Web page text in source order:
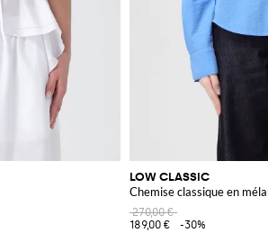
LOW CLASSIC
Chemise classique en
270,00 €
189,00 €
-30%